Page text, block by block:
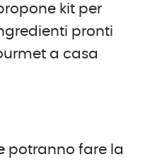
kit per
pronti
a casa
potranno fare la